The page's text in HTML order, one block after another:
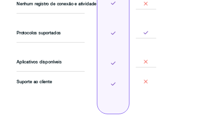
Nenhum registro de conexão e atividade
Protocolos suportados
Aplicativos disponíveis
Suporte ao cliente